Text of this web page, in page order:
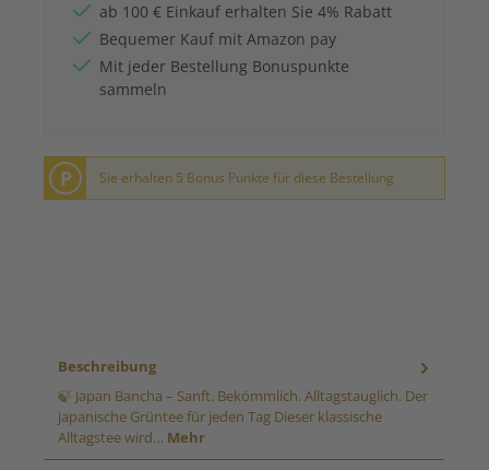
ab 100 € Einkauf erhalten Sie 4% Rabatt
Bequemer Kauf mit Amazon pay
Mit jeder Bestellung Bonuspunkte
sammeln
P Sie erhalten 5 Bonus Punkte für diese Bestellung
Beschreibung
🍃 Japan Bancha – Sanft. Bekömmlich. Alltagstauglich. Der
japanische Grüntee für jeden Tag Dieser klassische
Alltagstee wird… Mehr